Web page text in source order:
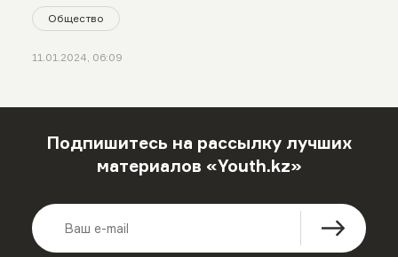
Общество
11.01.2024, 06:09
Подпишитесь на рассылку лучших
материалов «Youth.kz»